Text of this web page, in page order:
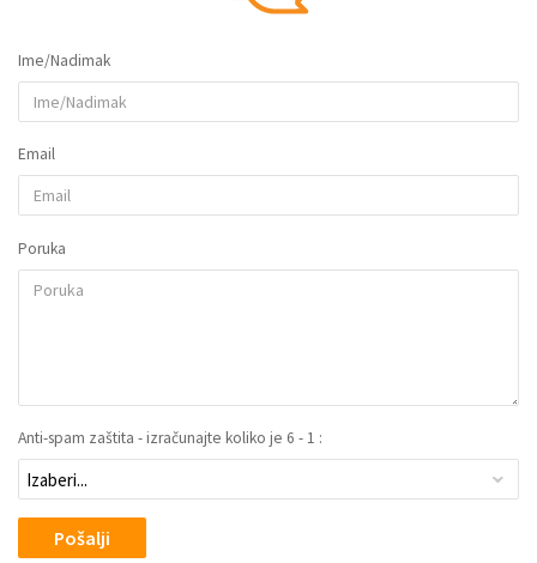
Ime/Nadimak
Email
Poruka
Anti-spam zaštita - izračunajte koliko je 6 - 1 :
Pošalji